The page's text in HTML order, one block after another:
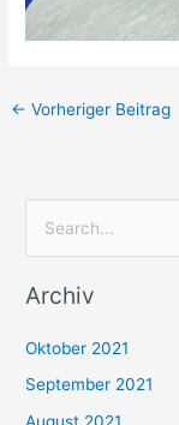
← Vorheriger Beitrag
c
n
Archiv
Oktober 2021
September 2021
August 2021